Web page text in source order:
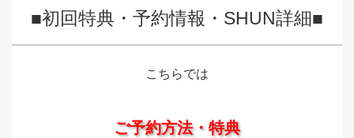
■初回特典・予約情報・SHUN詳細■
こちらでは
ご予約方法・特典